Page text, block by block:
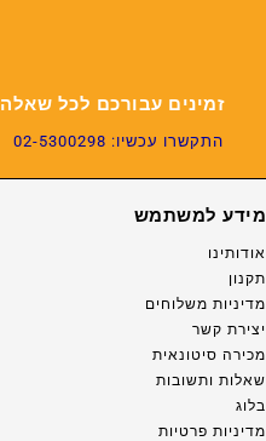
זמינים עבורכם לכל שאלה
התקשרו עכשיו: 02-5300298
מידע למשתמש
אודותינו
תקנון
מדיניות משלוחים
יצירת קשר
מכירה סיטונאית
שאלות ותשובות
בלוג
מדיניות פרטיות